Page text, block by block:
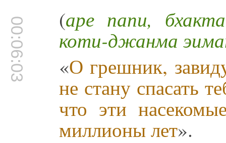
00:06:03 (аре папи,
коти-джанма
«О грешник,
не стану спасать
что эти
миллионы лет».